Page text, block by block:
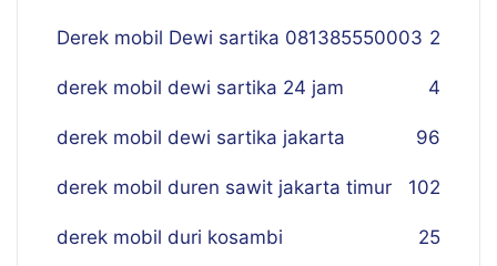
Derek mobil Dewi sartika 081385550003 2
derek mobil dewi sartika 24 jam 4
derek mobil dewi sartika jakarta 96
derek mobil duren sawit jakarta timur 102
derek mobil duri kosambi 25